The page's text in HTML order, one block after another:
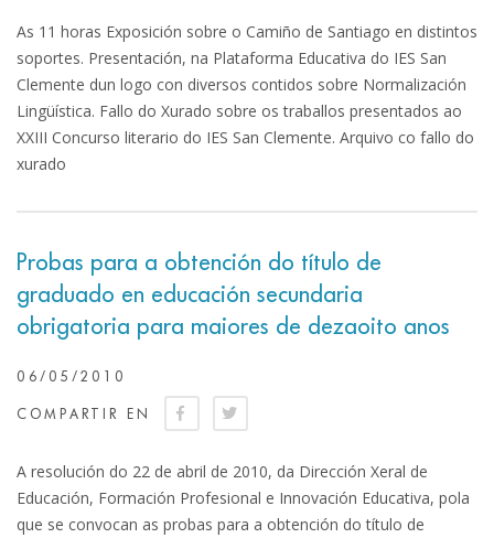
As 11 horas Exposición sobre o Camiño de Santiago en distintos
soportes. Presentación, na Plataforma Educativa do IES San
Clemente dun logo con diversos contidos sobre Normalización
Lingüística. Fallo do Xurado sobre os traballos presentados ao
XXIII Concurso literario do IES San Clemente. Arquivo co fallo do
xurado
Probas para a obtención do título de
graduado en educación secundaria
obrigatoria para maiores de dezaoito anos
06/05/2010
COMPARTIR EN
A resolución do 22 de abril de 2010, da Dirección Xeral de
Educación, Formación Profesional e Innovación Educativa, pola
que se convocan as probas para a obtención do título de